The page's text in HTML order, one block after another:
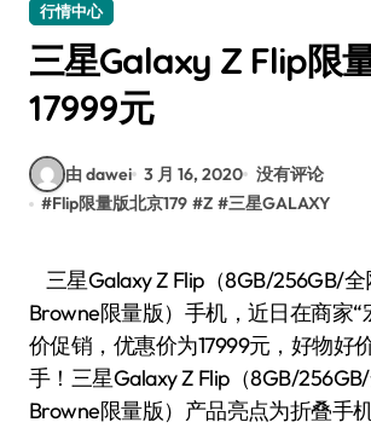
行情中心
三星Galaxy Z Flip限
17999元
由 dawei 3 月 16, 2020 没有评论
#Flip限量版北京179 #Z #三星GALAXY
三星Galaxy Z Flip（8GB/256GB/全网通/Thom
Browne限量版）手机，近日在商家“
价促销，优惠价为17999元，好物好
手！三星Galaxy Z Flip（8GB/
Browne限量版）产品亮点为折叠手